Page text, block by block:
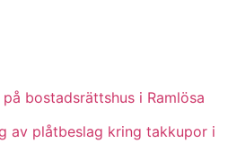
bostadsrättshus i Ramlösa
av plåtbeslag kring takkupor i